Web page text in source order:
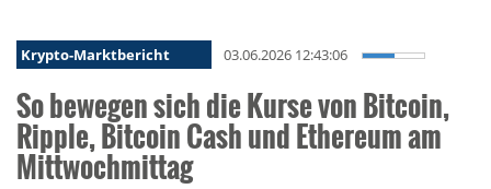
Krypto-Marktbericht 03.06.2026 12:43:06
So bewegen sich die Kurse von Bitcoin,
Ripple, Bitcoin Cash und Ethereum am
Mittwochmittag